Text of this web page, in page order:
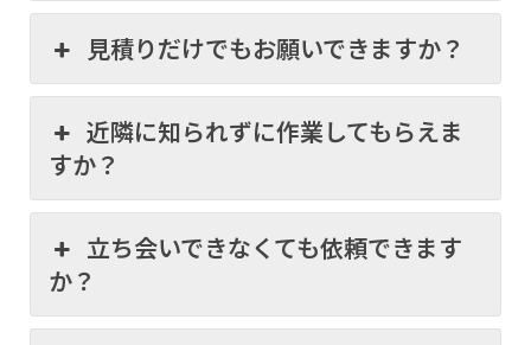
見積りだけでもお願いできますか？
近隣に知られずに作業してもらえま
すか？
立ち会いできなくても依頼できます
か？